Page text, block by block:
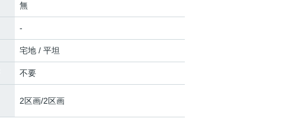
無
-
宅地 / 平坦
不要
2区画/2区画